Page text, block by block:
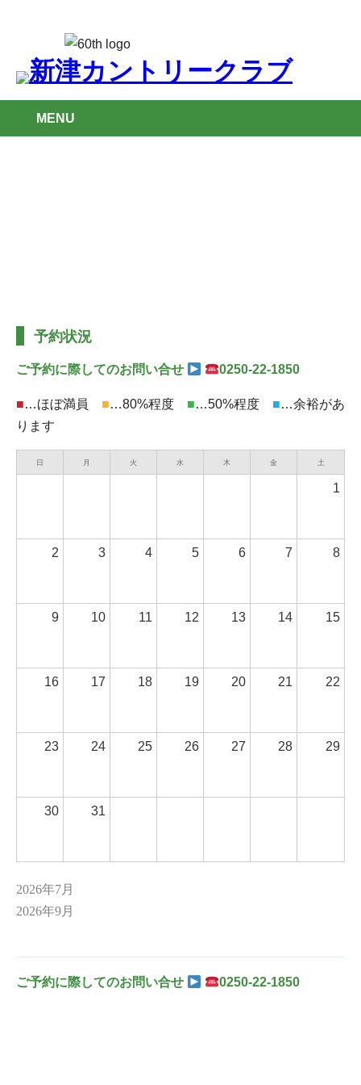
MENU
予約状況
ご予約に際してのお問い合せ 0250-22-1850
■…ほぼ満員 ■…80%程度 ■…50%程度 ■…余裕があ
ります
日 月 火 水 木 金 土
1
2 3 4 5 6 7 8
9 10 11 12 13 14 15
16 17 18 19 20 21 22
23 24 25 26 27 28 29
30 31
2026年7月
2026年9月
ご予約に際してのお問い合せ 0250-22-1850